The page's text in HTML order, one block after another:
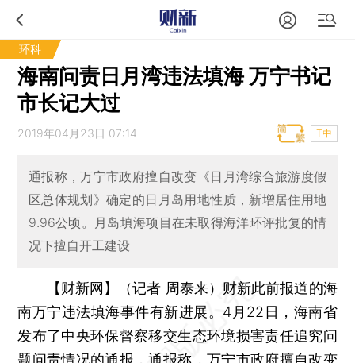
环科
海南问责日月湾违法填海 万宁书记
市长记大过
2019年04月23日 07:14 T中
通报称，万宁市政府擅自改变《日月湾综合旅游度假
区总体规划》确定的日月岛用地性质，新增居住用地
9.96公顷。月岛填海项目在未取得海洋环评批复的情
况下擅自开工建设
【财新网】（记者 周泰来） 财新此前报道的海
南万宁违法填海事件有新进展。4月22日，海南省
发布了中央环保督察移交生态环境损害责任追究问
题问责情况的通报，通报称，万宁市政府擅自改变